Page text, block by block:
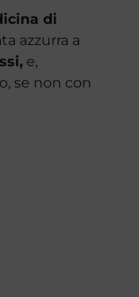
di
azzurra a
e,
se non con